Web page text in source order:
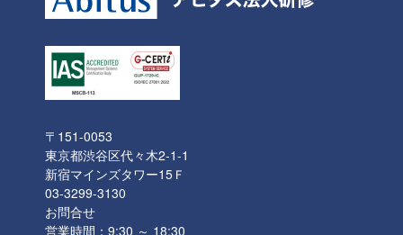
〒151-0053
東京都渋谷区代々木2-1-1
新宿マインズタワー15Ｆ
03-3299-3130
お問合せ
営業時間：9:30 ～ 18:30